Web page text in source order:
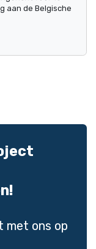
aan de Belgische
met ons op